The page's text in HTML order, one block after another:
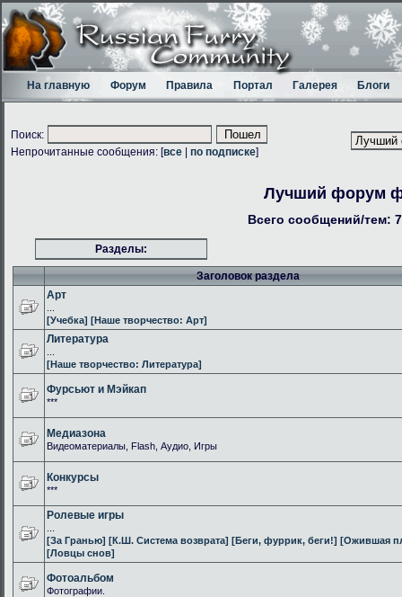
На главную Форум Правила Портал Галерея Блоги
Поиск:
Непрочитанные сообщения: [все по подписке]
Лучший форум
Всего сообщений/тем:
Разделы:
Заголовок раздела
Арт
[Учебка] [Наше творчество: Арт]
Литература
[Наше творчество: Литература]
Фурсьют и Мэйкап
***
Медиазона
Видеоматериалы, Flash, Аудио, Игры
Конкурсы
***
Ролевые игры
[За Гранью] [К.Ш. Система возврата] [Беги, фуррик, беги!] [Ожившая
[Ловцы снов]
Фотоальбом
Фотографии.